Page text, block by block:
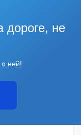
дороге, не
ней!